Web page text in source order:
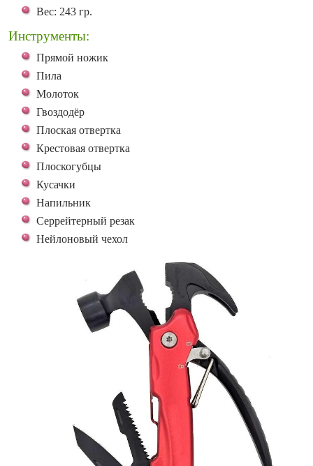
Вес: 243 гр.
Инструменты:
Прямой ножик
Пила
Молоток
Гвоздодёр
Плоская отвертка
Крестовая отвертка
Плоскогубцы
Кусачки
Напильник
Серрейтерный резак
Нейлоновый чехол